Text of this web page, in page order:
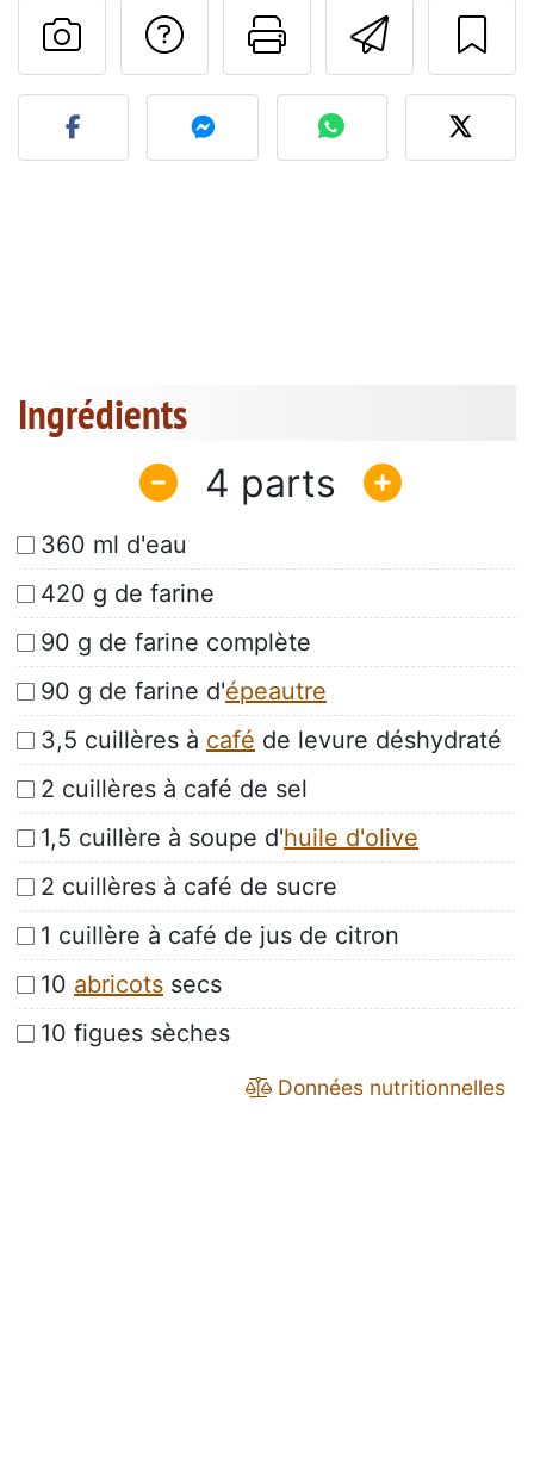
Imprimer
Poser une
Publier votre photo de
Ingrédients
4
360 ml d'eau
420 g de farine
90 g de farine complète
90 g de farine d'épeautre
3,5 cuillères à café de levure déshydraté
2 cuillères à café de sel
1,5 cuillère à soupe d'huile d'olive
2 cuillères à café de sucre
1 cuillère à café de jus de citron
10 abricots secs
10 figues sèches
Données nutritionnelles